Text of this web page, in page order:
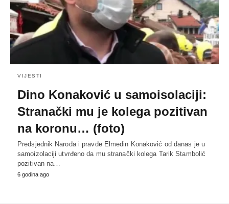
VIJESTI
Dino Konaković u samoisolaciji:
Stranački mu je kolega pozitivan
na koronu… (foto)
Predsjednik Naroda i pravde Elmedin Konaković od danas je u
samoizolaciji utvrđeno da mu stranački kolega Tarik Stambolić
pozitivan na…
6 godina ago